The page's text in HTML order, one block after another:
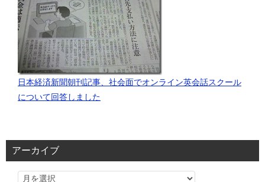
日本経済新聞朝刊記事、社会面でオンライン英会話スクール
について回答しました
アーカイブ